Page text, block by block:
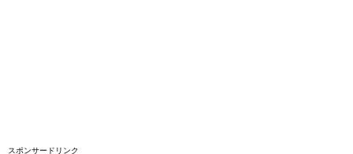
スポンサードリンク